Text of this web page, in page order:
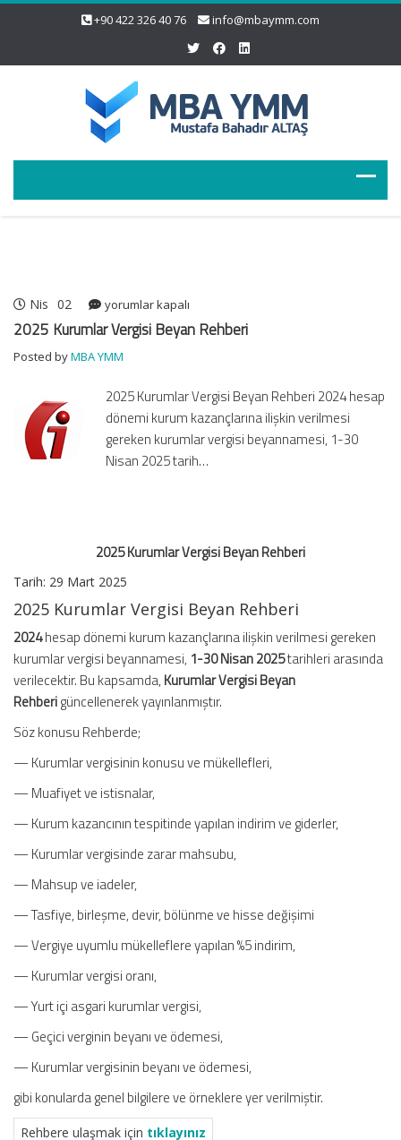
+90 422 326 40 76 info@mbaymm.com
Nis 02
2025
Kurumlar
Vergisi
Beyan
için
yorumlar kapalı
2025 Kurumlar Vergisi Beyan Rehberi
Posted byMBA YMM
2025 Kurumlar Vergisi Beyan Rehberi 2024 hesap
dönemi kurum kazançlarına ilişkin verilmesi
gereken kurumlar vergisi beyannamesi, 1-30
Nisan 2025 tarih…
2025 Kurumlar Vergisi Beyan Rehberi
Tarih: 29 Mart 2025
2025 Kurumlar Vergisi Beyan Rehberi
2024hesap dönemi kurum kazançlarına ilişkin verilmesi gereken
kurumlar vergisi beyannamesi, 1-30 Nisan 2025tarihleri arasında
verilecektir. Bu kapsamda, Kurumlar Vergisi Beyan
Rehberigüncellenerek yayınlanmıştır.
Söz konusu Rehberde;
— Kurumlar vergisinin konusu ve mükellefleri,
— Muafiyet ve istisnalar,
— Kurum kazancının tespitinde yapılan indirim ve giderler,
— Kurumlar vergisinde zarar mahsubu,
— Mahsup ve iadeler,
— Tasfiye, birleşme, devir, bölünme ve hisse değişimi
— Vergiye uyumlu mükelleflere yapılan %5 indirim,
— Kurumlar vergisi oranı,
— Yurt içi asgari kurumlar vergisi,
— Geçici verginin beyanı ve ödemesi,
— Kurumlar vergisinin beyanı ve ödemesi,
gibi konularda genel bilgilere ve örneklere yer verilmiştir.
Rehbere ulaşmak için tıklayınız